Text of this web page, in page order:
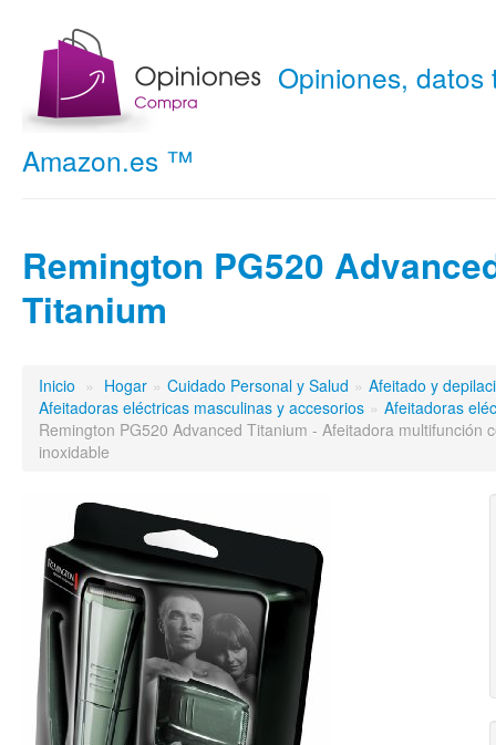
Opiniones,
Amazon.es ™
Remington PG520
Titanium
Inicio » Hogar » Cuidado Personal y Salud » Afeitado y
Afeitadoras eléctricas masculinas y accesorios » Afeitadoras
Remington PG520 Advanced Titanium - Afeitadora multifunción
inoxidable